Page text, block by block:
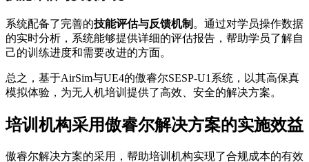
系统配备了完善的技能评估与反馈机制 。通过对学员操作数据
的实时分析，系统能够提供详细的评估报告，帮助学员了解自
己的训练进度和需要改进的方面。
总之，基于AirSim与UE4的傲睿尔SESP-U1系统，以其高保真
模拟体验，为无人机培训提供了高效、安全的解决方案。
培训机构采用傲睿尔解决方案的实施效益
傲睿尔解决方案的采用，帮助培训机构实现了合规成本的有效